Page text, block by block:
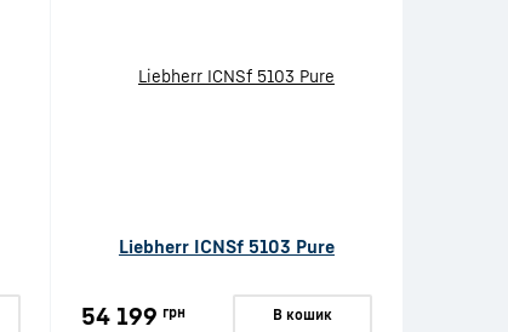
Liebherr ICNSf 5103 Pure
54 199 грн В кошик